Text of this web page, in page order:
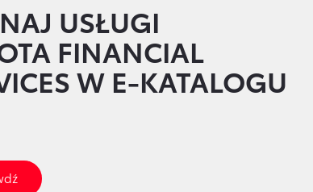
USŁUGI
FINANCIAL
W E-KATALOGU